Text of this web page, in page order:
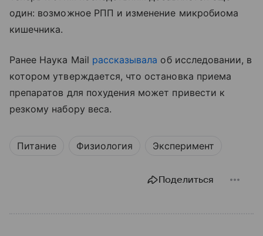
один: возможное РПП и изменение микробиома
кишечника.
Ранее Наука Mail рассказывала об исследовании, в
котором утверждается, что остановка приема
препаратов для похудения может привести к
резкому набору веса.
Питание Физиология Эксперимент
Поделиться